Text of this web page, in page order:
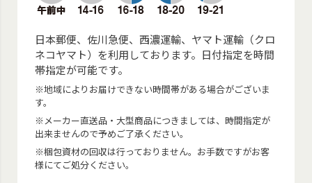
日本郵便、佐川急便、西濃運輸、ヤマト運輸（クロ
ネコヤマト）を利用しております。日付指定を時間
帯指定が可能です。
※地域によりお届けできない時間帯がある場合がございま
す。
※メーカー直送品・大型商品につきましては、時間指定が
出来ませんので予めご了承ください。
※梱包資材の回収は行っておりません。お手数ですがお客
様にてご処分ください。